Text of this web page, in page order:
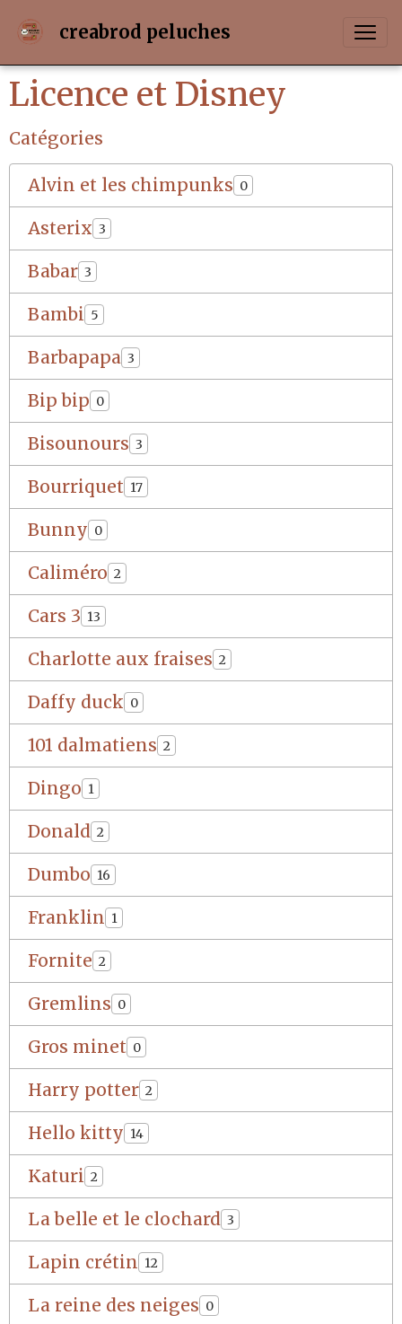
creabrod peluches
Licence et Disney
Catégories
Alvin et les chimpunks 0
Asterix 3
Babar 3
Bambi 5
Barbapapa 3
Bip bip 0
Bisounours 3
Bourriquet 17
Bunny 0
Caliméro 2
Cars 3 13
Charlotte aux fraises 2
Daffy duck 0
101 dalmatiens 2
Dingo 1
Donald 2
Dumbo 16
Franklin 1
Fornite 2
Gremlins 0
Gros minet 0
Harry potter 2
Hello kitty 14
Katuri 2
La belle et le clochard 3
Lapin crétin 12
La reine des neiges 0